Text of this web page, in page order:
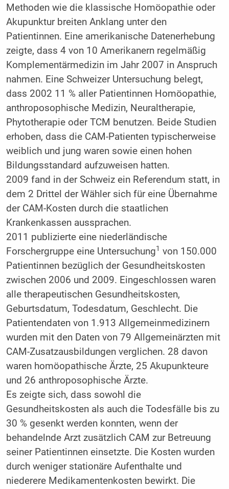
Methoden wie die klassische Homöopathie oder
Akupunktur breiten Anklang unter den
Patientinnen. Eine amerikanische Datenerhebung
zeigte, dass 4 von 10 Amerikanern regelmäßig
Komplementärmedizin im Jahr 2007 in Anspruch
nahmen. Eine Schweizer Untersuchung belegt,
dass 2002 11 % aller Patientinnen Homöopathie,
anthroposophische Medizin, Neuraltherapie,
Phytotherapie oder TCM benutzen. Beide Studien
erhoben, dass die CAM-Patienten typischerweise
weiblich und jung waren sowie einen hohen
Bildungsstandard aufzuweisen hatten.
2009 fand in der Schweiz ein Referendum statt, in
dem 2 Drittel der Wähler sich für eine Übernahme
der CAM-Kosten durch die staatlichen
Krankenkassen aussprachen.
2011 publizierte eine niederländische
Forschergruppe eine Untersuchung1 von 150.000
Patientinnen bezüglich der Gesundheitskosten
zwischen 2006 und 2009. Eingeschlossen waren
alle therapeutischen Gesundheitskosten,
Geburtsdatum, Todesdatum, Geschlecht. Die
Patientendaten von 1.913 Allgemeinmedizinern
wurden mit den Daten von 79 Allgemeinärzten mit
CAM-Zusatzausbildungen verglichen. 28 davon
waren homöopathische Ärzte, 25 Akupunkteure
und 26 anthroposophische Ärzte.
Es zeigte sich, dass sowohl die
Gesundheitskosten als auch die Todesfälle bis zu
30 % gesenkt werden konnten, wenn der
behandelnde Arzt zusätzlich CAM zur Betreuung
seiner Patientinnen einsetzte. Die Kosten wurden
durch weniger stationäre Aufenthalte und
niederere Medikamentenkosten bewirkt. Die